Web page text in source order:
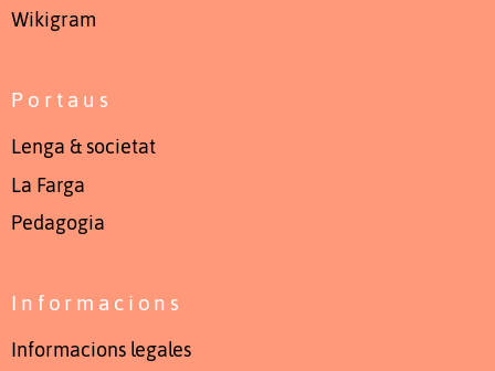
Wikigram
Portaus
Lenga & societat
La Farga
Pedagogia
Informacions
Informacions legales